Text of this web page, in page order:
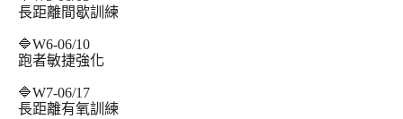
長距離間歇訓練
🔷W6-06/10
跑者敏捷強化
🔷W7-06/17
長距離有氧訓練